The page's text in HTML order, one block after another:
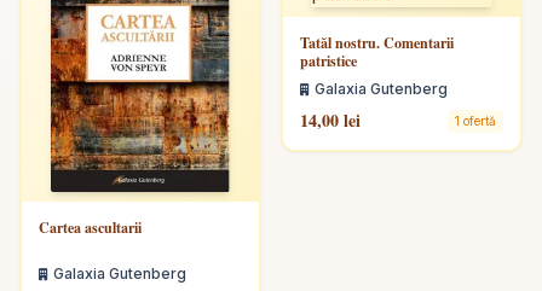
Cartea ascultarii
Galaxia Gutenberg
Tatăl nostru. Comentarii
patristice
Galaxia Gutenberg
14,00 lei 1 ofertă